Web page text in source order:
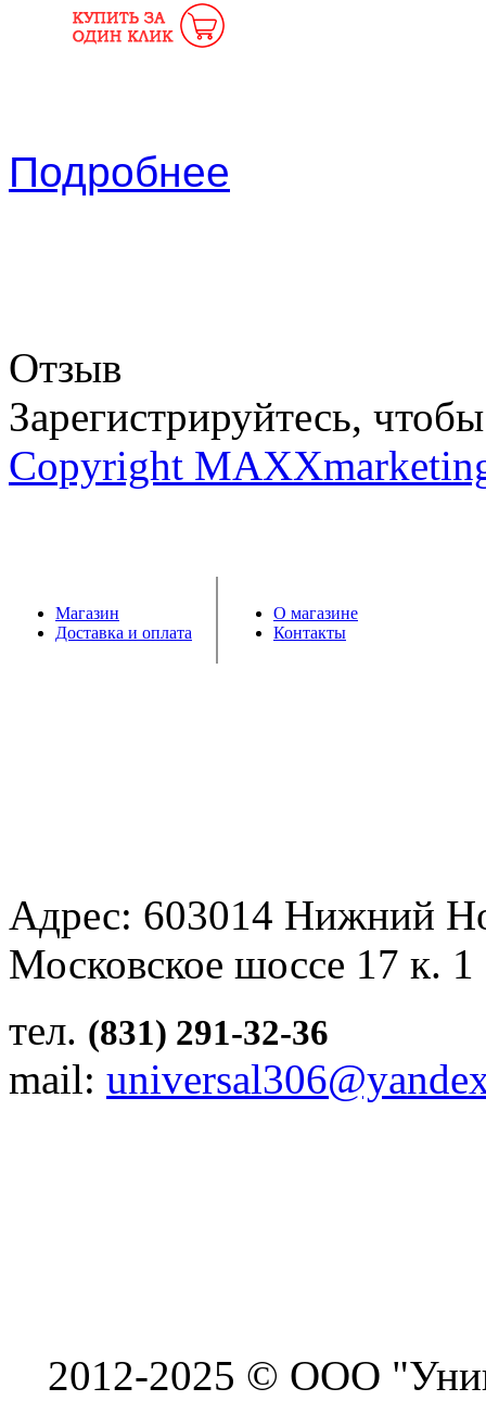
Подробнее
Отзыв
Зарегистрируйтесь,
Copyright
Магазин
Доставка и оплата
О магазине
Контакты
Адрес: 603014 Нижний
Московское шоссе 17 к.
тел. (831) 291-32-36
mail:
2012-2025 © ООО